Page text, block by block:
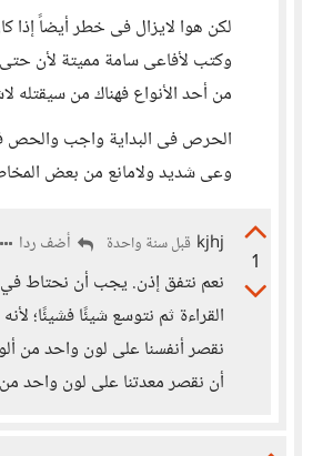
لكن هوا لايزال فى خطر أيضاً إذا
وكتب لأفاعى سامة مميتة لأن
من أحد الأنواع فهناك من سيقتله
الحرص فى البداية واجب والحص
وعى شديد ولامانع من بعض
1
kjhj قبل سنة واحدة أضف ردا
نعم نتفق إذن. يجب أن نحتاط في
القراءة ثم نتوسع شيئًا فشيئًا؛
نقصر أنفسنا على لون واحد من
أن نقصر معدتنا على لون واحد